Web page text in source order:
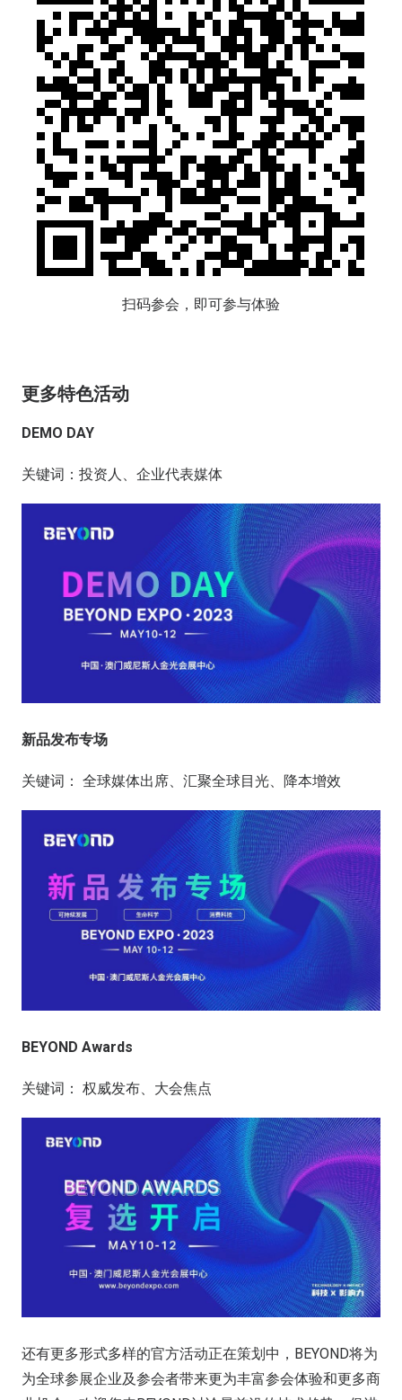
扫码参会，即可参与体验
更多特色活动
DEMO DAY
关键词：投资人、企业代表媒体
新品发布专场
关键词： 全球媒体出席、汇聚全球目光、降本增效
BEYOND Awards
关键词： 权威发布、大会焦点
还有更多形式多样的官方活动正在策划中，BEYOND将为
为全球参展企业及参会者带来更为丰富参会体验和更多商